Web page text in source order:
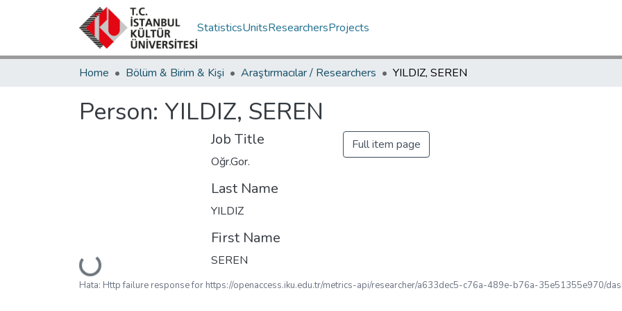
StatisticsUnitsResearchersProjects
Home Bölüm & Birim & Kişi Araştırmacılar / Researchers YILDIZ, SEREN
Person: YILDIZ, SEREN
Loading...
Job Title
Oğr.Gor.
Last Name
YILDIZ
First Name
SEREN
Full item page
Hata: Http failure response for https://openaccess.iku.edu.tr/metrics-api/researcher/a633dec5-c76a-489e-b76a-35e51355e970/